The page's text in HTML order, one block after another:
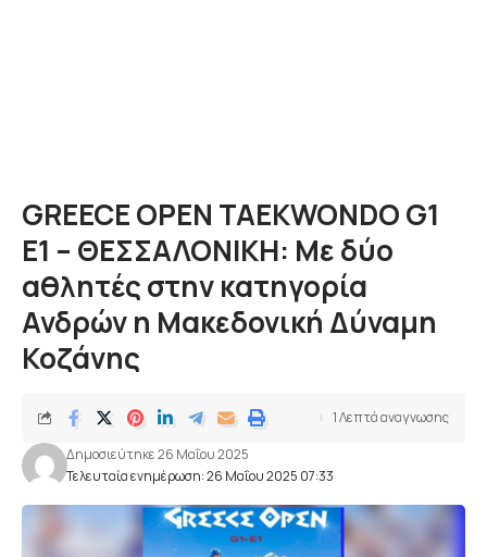
GREECE OPEN TAEKWONDO G1
E1 – ΘΕΣΣΑΛΟΝΙΚΗ: Με δύο
αθλητές στην κατηγορία
Ανδρών η Μακεδονική Δύναμη
Κοζάνης
Τελευταία ενημέρωση: 26 Μαΐου 2025 07:33
Δημοσιεύτηκε 26 Μαΐου 2025
1 Λεπτά αναγνωσης